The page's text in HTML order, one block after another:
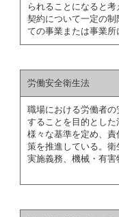
られることになると
契約について一定の
ての事業または事業
労働安全衛生法
職場における労働者
することを目的とし
様々な基準を定め、
策を推進している。
実施義務、機械・有